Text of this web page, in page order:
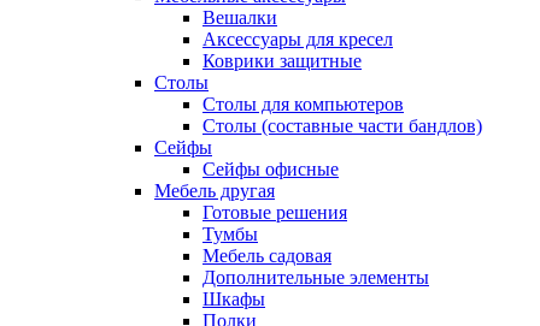
Вешалки
Аксессуары для кресел
Коврики защитные
Столы
Столы для компьютеров
Столы (составные части бандлов)
Сейфы
Сейфы офисные
Мебель другая
Готовые решения
Тумбы
Мебель садовая
Дополнительные элементы
Шкафы
Полки